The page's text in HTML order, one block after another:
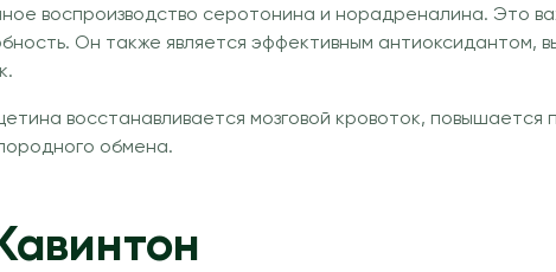
воспроизводство серотонина и норадреналина. Это
Он также является эффективным антиоксидантом,
восстанавливается мозговой кровоток,
обмена.